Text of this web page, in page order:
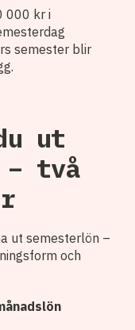
000 kr i
semester blir
ut
– två
ut semesterlön –
och